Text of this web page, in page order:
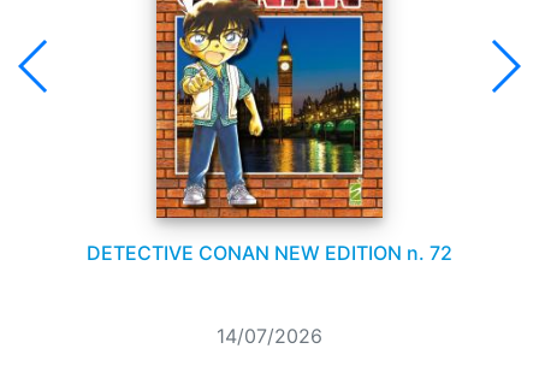
DETECTIVE CONAN NEW EDITION n. 72
14/07/2026